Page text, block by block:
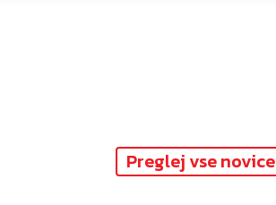
Preglej vse novice